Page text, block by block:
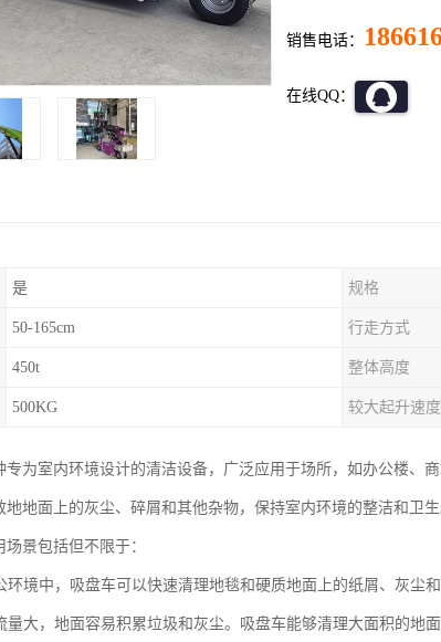
销售电话：
在线QQ：
是 规格
50-165cm 行走方式
450t 整体高度
500KG 较大起升速度
专为室内环境设计的清洁设备，广泛应用于场所，如办公楼、
地地面上的灰尘、碎屑和其他杂物，保持室内环境的整洁和卫生
景包括但不限于：
环境中，吸盘车可以快速清理地毯和硬质地面上的纸屑、灰尘
量大，地面容易积累垃圾和灰尘。吸盘车能够清理大面积的地